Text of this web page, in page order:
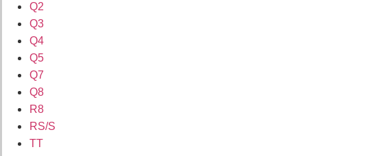
Q2
Q3
Q4
Q5
Q7
Q8
R8
RS/S
TT